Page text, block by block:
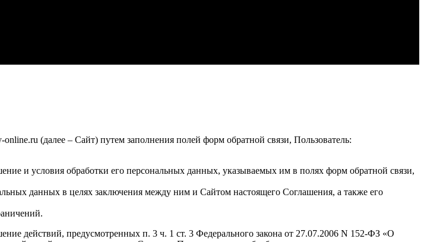
(далее – Сайт) путем заполнения полей форм обратной связи, Пользователь:
и условия обработки его персональных данных, указываемых им в полях форм обратной связи,
данных в целях заключения между ним и Сайтом настоящего Соглашения, а также его
действий, предусмотренных п. 3 ч. 1 ст. 3 Федерального закона от 27.07.2006 N 152-ФЗ «О